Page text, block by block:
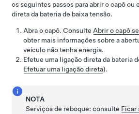
os seguintes passos para abrir o capô ou
direta da bateria de baixa tensão.
Abra o capô. Consulte Abrir o capô
obter mais informações sobre a
veículo não tenha energia.
Efetue uma ligação direta da bateria
Efetuar uma ligação direta).
NOTA
Serviços de reboque: consulte Ficar